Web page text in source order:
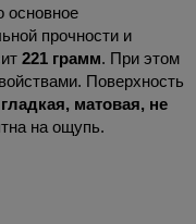
основное
прочности и
221 грамм. При этом
Поверхность
гладкая, матовая, не
на ощупь.